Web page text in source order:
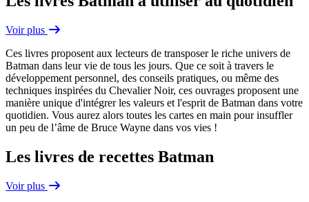
Voir plus
Ces livres proposent aux lecteurs de transposer le riche univers de
Batman dans leur vie de tous les jours. Que ce soit à travers le
développement personnel, des conseils pratiques, ou même des
techniques inspirées du Chevalier Noir, ces ouvrages proposent une
manière unique d'intégrer les valeurs et l'esprit de Batman dans votre
quotidien. Vous aurez alors toutes les cartes en main pour insuffler
un peu de l’âme de Bruce Wayne dans vos vies !
Les livres de recettes Batman
Voir plus